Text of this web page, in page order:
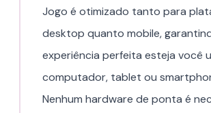
Jogo é otimizado tanto para
desktop quanto mobile,
experiência perfeita esteja você
computador, tablet ou
Nenhum hardware de ponta é